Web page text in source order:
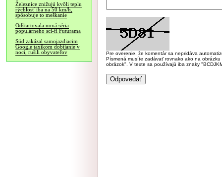
Železnice znižujú kvôli teplu
rýchlosť iba na 50 km/h,
spôsobuje to meškanie
Odštartovala nová séria
populárneho sci-fi Futurama
Súd zakázal samojazdiacim
Google taxíkom dobíjanie v
noci, rušili obyvateľov
Pre overenie, že komentár sa nepridáva
Písmená musíte zadávať rovnako ako na
obrázok". V texte sa používajú iba znaky